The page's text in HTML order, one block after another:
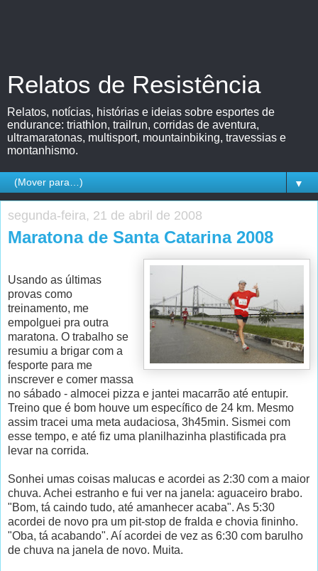
Relatos de Resistência
Relatos, notícias, histórias e ideias sobre esportes de
endurance: triathlon, trailrun, corridas de aventura,
ultramaratonas, multisport, mountainbiking, travessias e
montanhismo.
▼
segunda-feira, 21 de abril de 2008
Maratona de Santa Catarina 2008
Usando as últimas
provas como
treinamento, me
empolguei pra outra
maratona. O trabalho se
resumiu a brigar com a
fesporte para me
inscrever e comer massa
no sábado - almocei pizza e jantei macarrão até entupir.
Treino que é bom houve um específico de 24 km. Mesmo
assim tracei uma meta audaciosa, 3h45min. Sismei com
esse tempo, e até fiz uma planilhazinha plastificada pra
levar na corrida.
Sonhei umas coisas malucas e acordei as 2:30 com a maior
chuva. Achei estranho e fui ver na janela: aguaceiro brabo.
"Bom, tá caindo tudo, até amanhecer acaba". As 5:30
acordei de novo pra um pit-stop de fralda e chovia fininho.
"Oba, tá acabando". Aí acordei de vez as 6:30 com barulho
de chuva na janela de novo. Muita.